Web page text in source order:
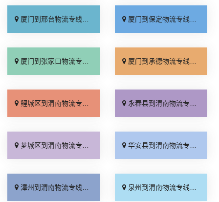
厦门到邢台物流专线_专业靠谱「上门提货」 厦门到保定物流专线_全程直达「高效运输」
厦门到张家口物流专线_全境派送「多久能到」 厦门到承德物流专线_专业调车「合理收费」
鲤城区到渭南物流专线_专线直达「每日发车」 永春县到渭南物流专线_价格透明「专线快运」
芗城区到渭南物流专线_全境到达「运保时效」 华安县到渭南物流专线_物流拼车「多少一吨」
漳州到渭南物流专线_送货上门「按时送达」 泉州到渭南物流专线_直发全境「整车配货」